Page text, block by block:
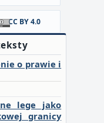
CC BY 4.0
o prawie i
lege jako
granicy